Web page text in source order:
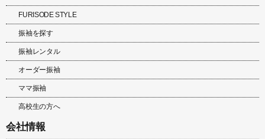
FURISODE STYLE
振袖を探す
振袖レンタル
オーダー振袖
ママ振袖
高校生の方へ
会社情報